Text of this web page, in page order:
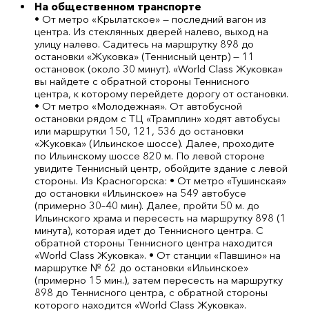
На общественном транспорте
• От метро «Крылатское» — последний вагон из
центра. Из стеклянных дверей налево, выход на
улицу налево. Садитесь на маршрутку 898 до
остановки «Жуковка» (Теннисный центр) — 11
остановок (около 30 минут). «World Class Жуковка»
вы найдете с обратной стороны Теннисного
центра, к которому перейдете дорогу от остановки.
• От метро «Молодежная». От автобусной
остановки рядом с ТЦ «Трамплин» ходят автобусы
или маршрутки 150, 121, 536 до остановки
«Жуковка» (Ильинское шоссе). Далее, проходите
по Ильинскому шоссе 820 м. По левой стороне
увидите Теннисный центр, обойдите здание с левой
стороны. Из Красногорска: • От метро «Тушинская»
до остановки «Ильинское» на 549 автобусе
(примерно 30–40 мин). Далее, пройти 50 м. до
Ильинского храма и пересесть на маршрутку 898 (1
минута), которая идет до Теннисного центра. С
обратной стороны Теннисного центра находится
«World Class Жуковка». • От станции «Павшино» на
маршрутке № 62 до остановки «Ильинское»
(примерно 15 мин.), затем пересесть на маршрутку
898 до Теннисного центра, с обратной стороны
которого находится «World Class Жуковка».